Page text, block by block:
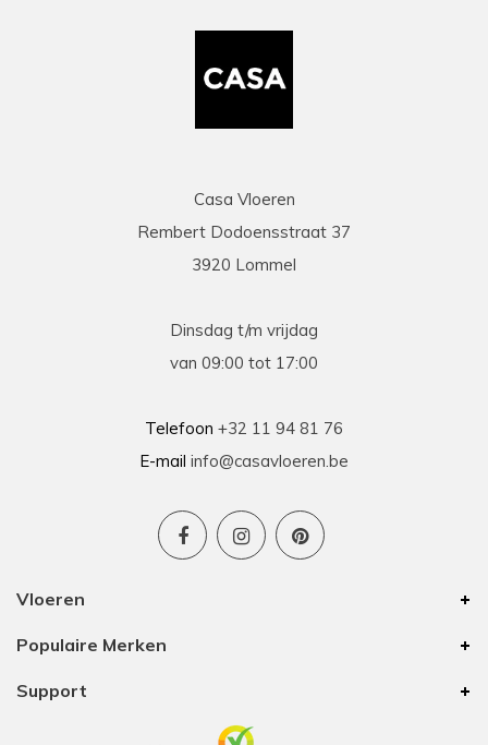
Casa Vloeren
Rembert Dodoensstraat 37
3920 Lommel
Dinsdag t/m vrijdag
van 09:00 tot 17:00
Telefoon +32 11 94 81 76
E-mail info@casavloeren.be
Vloeren
Populaire Merken
Support